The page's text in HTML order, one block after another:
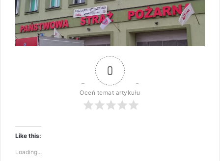
0
Oceń temat artykułu
Like this:
Loading...